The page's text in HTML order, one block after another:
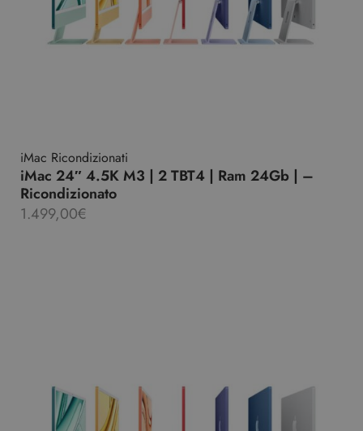
iMac Ricondizionati
iMac 24″ 4.5K M3 | 2 TBT4 | Ram 24Gb | –
Ricondizionato
1.499,00€